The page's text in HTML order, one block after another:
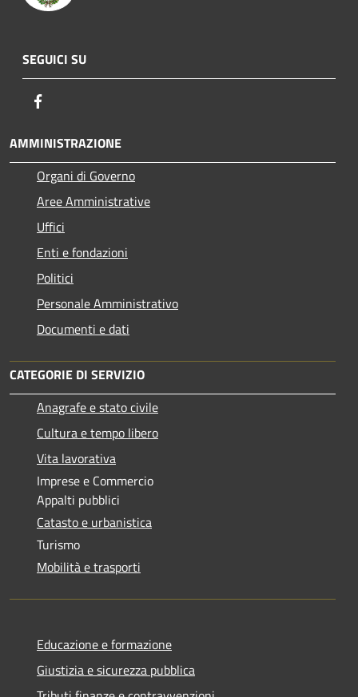
SEGUICI SU
AMMINISTRAZIONE
Organi di Governo
Aree Amministrative
Uffici
Enti e fondazioni
Politici
Personale Amministrativo
Documenti e dati
CATEGORIE DI SERVIZIO
Anagrafe e stato civile
Cultura e tempo libero
Vita lavorativa
Imprese e Commercio
Appalti pubblici
Catasto e urbanistica
Turismo
Mobilità e trasporti
Educazione e formazione
Giustizia e sicurezza pubblica